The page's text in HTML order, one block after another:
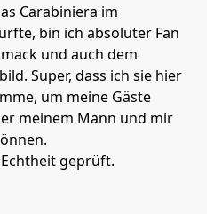
Carabiniera im
bin ich absoluter Fan
und auch dem
Super, dass ich sie hier
um meine Gäste
meinem Mann und mir
geprüft.